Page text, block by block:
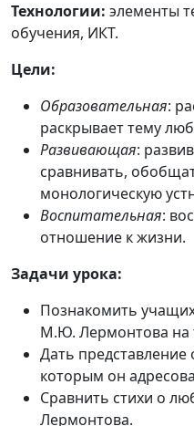
Технологии: элементы
обучения, ИКТ.
Цели:
Образовательная:
раскрывает тему
Развивающая:
сравнивать,
монологическую
Воспитательная:
отношение к жизни.
Задачи урока:
Познакомить
М.Ю. Лермонтова на
Дать представление
которым он
Сравнить стихи о
Лермонтова.